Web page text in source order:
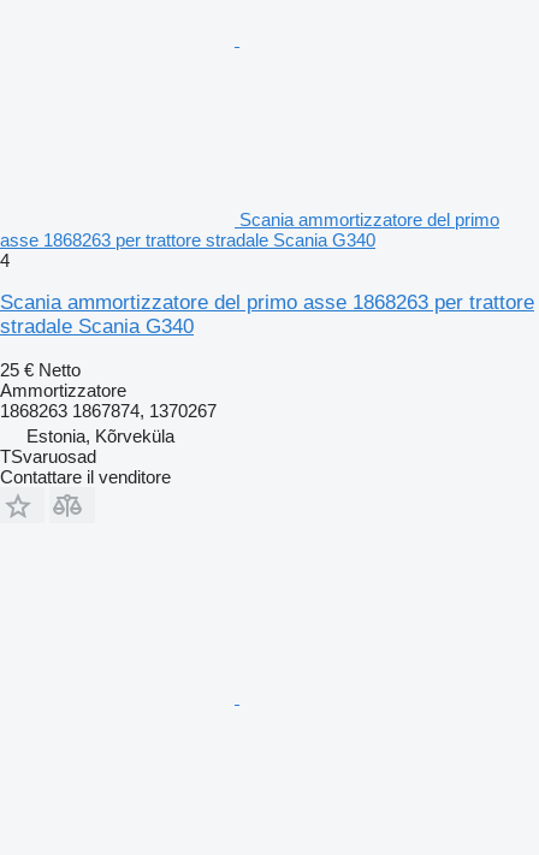
Scania ammortizzatore del primo
asse 1868263 per trattore stradale Scania G340
4
Scania ammortizzatore del primo asse 1868263 per trattore
stradale Scania G340
25 € Netto
Ammortizzatore
1868263 1867874, 1370267
Estonia, Kõrveküla
TSvaruosad
Contattare il venditore